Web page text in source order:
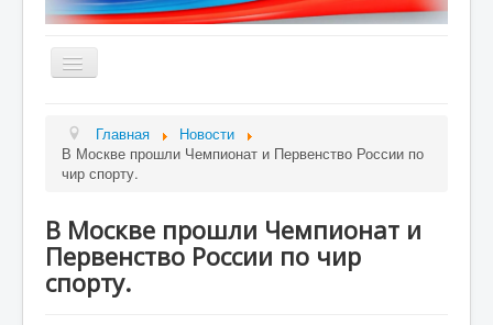
Сведения об образовательной организации
Полезная информация
Новости
Гордость школы
Главная
Новости
В Москве прошли Чемпионат и Первенство России по
чир спорту.
В Москве прошли Чемпионат и
Первенство России по чир
спорту.